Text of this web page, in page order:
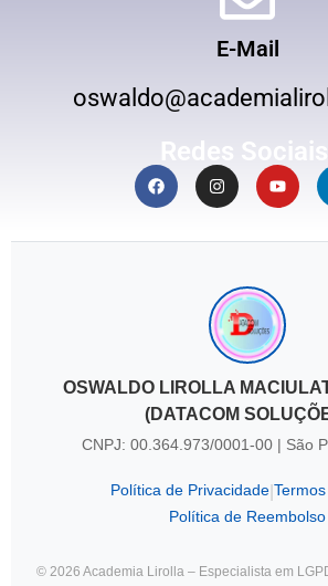
E-Mail
Redes
OSWALDO LIROLLA
(DATACOM
CNPJ: 00.364.973/0001-00 | São
Política de Privacidade
Política de Reembolso
© 2026 Academia Lirolla – Especialista em